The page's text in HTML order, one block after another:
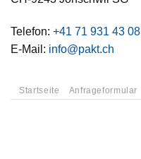
Telefon: +41 71 931 43 08
E-Mail: info@pakt.ch
Startseite Anfrageformular